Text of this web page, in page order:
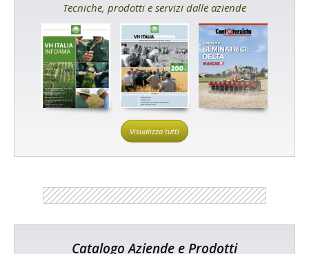
Tecniche, prodotti e servizi dalle aziende
Visualizza tutti
Catalogo Aziende e Prodotti